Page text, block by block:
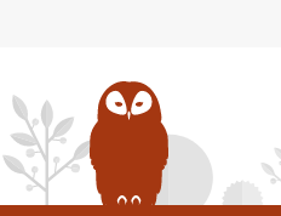
Scheidtobelbahn